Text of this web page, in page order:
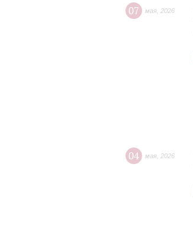
07 мая 2026
04 мая 2026